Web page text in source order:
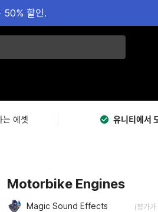
50% 할인.
는 에셋 유니티에서
Motorbike Engines
Magic Sound Effects (평가